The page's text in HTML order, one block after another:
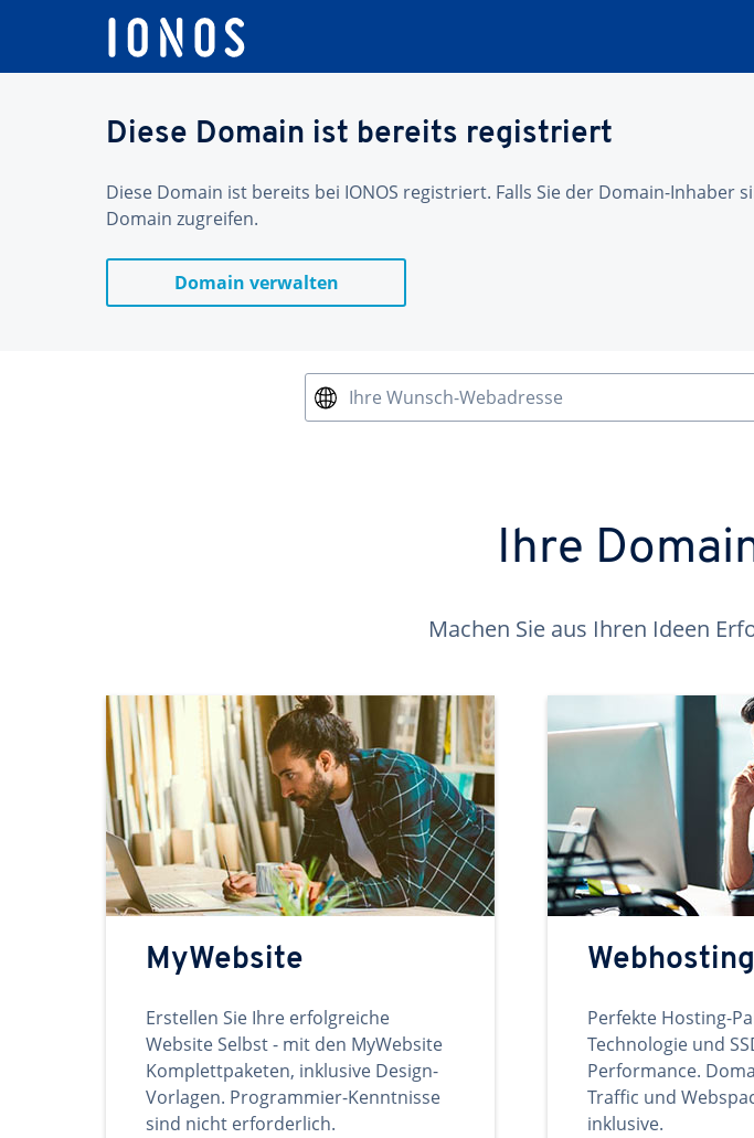
Diese Domain ist bereits registriert
Diese Domain ist bereits bei IONOS registriert. Falls Sie der Domain-Inhaber
Domain zugreifen.
Domain verwalten
Ihre Wunsch-Webadresse
Ihre
Machen Sie aus Ihren Ideen
MyWebsite
Erstellen Sie Ihre erfolgreiche
Website Selbst - mit den MyWebsite
Komplettpaketen, inklusive Design-
Vorlagen. Programmier-Kenntnisse
sind nicht erforderlich.
Webhosting
Perfekte Hosting-
Technologie und
Performance.
Traffic und
inklusive.